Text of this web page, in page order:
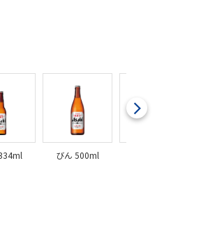
びん 500ml